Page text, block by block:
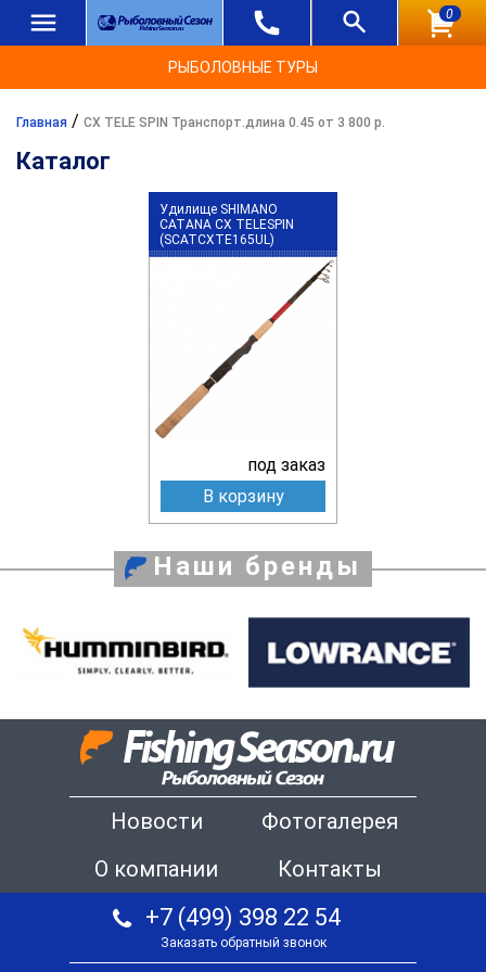
0
РЫБОЛОВНЫЕ ТУРЫ
Главная / CX TELE SPIN Транспорт.длина 0.45 от 3 800 р.
Каталог
Удилище SHIMANO
CATANA CX TELESPIN
(SCATCXTE165UL)
под заказ
В корзину
Наши бренды
Новости
Фотогалерея
О компании
Контакты
+7 (499) 398 22 54
Заказать обратный звонок